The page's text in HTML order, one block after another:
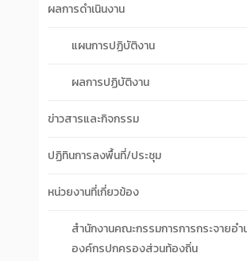
ผลการดำเนินงาน
แผนการปฏิบัติงาน
ผลการปฏิบัติงาน
ข่าวสารและกิจกรรม
ปฏิทินการลงพื้นที่/ประชุม
หน่วยงานที่เกี่ยวข้อง
สำนักงานคณะกรรมการการกระจายอำ
องค์กรปกครองส่วนท้องถิ่น